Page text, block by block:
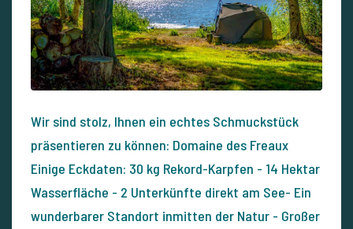
Wir sind stolz, Ihnen ein echtes Schmuckstück
präsentieren zu können: Domaine des Freaux
Einige Eckdaten: 30 kg Rekord-Karpfen - 14 Hektar
Wasserfläche - 2 Unterkünfte direkt am See- Ein
wunderbarer Standort inmitten der Natur - Großer